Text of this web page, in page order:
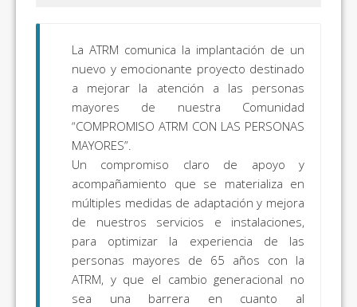
La ATRM comunica la implantación de un
nuevo y emocionante proyecto destinado
a mejorar la atención a las personas
mayores de nuestra Comunidad
“COMPROMISO ATRM CON LAS PERSONAS
MAYORES”.
Un compromiso claro de apoyo y
acompañamiento que se materializa en
múltiples medidas de adaptación y mejora
de nuestros servicios e instalaciones,
para optimizar la experiencia de las
personas mayores de 65 años con la
ATRM, y que el cambio generacional no
sea una barrera en cuanto al